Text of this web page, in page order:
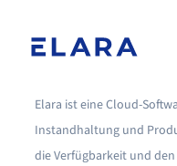
Elara ist eine Cloud-
Instandhaltung und
die Verfügbarkeit und